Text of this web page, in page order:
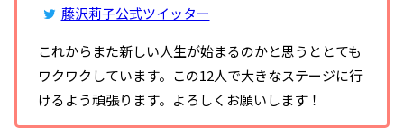
藤沢莉子公式ツイッター
これからまた新しい人生が始まるのかと思うととても
ワクワクしています。この12人で大きなステージに行
けるよう頑張ります。よろしくお願いします！